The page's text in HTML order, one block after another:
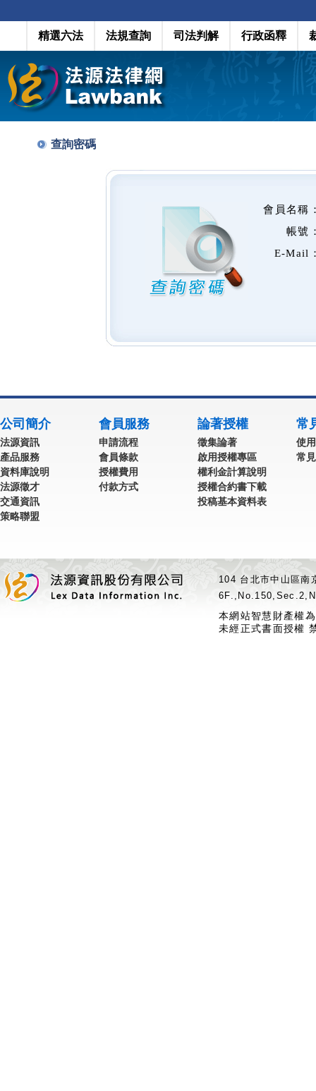
精選六法 法規查詢 司法判解 行政函釋
查詢密碼
會員名稱
帳號
E-Mail
公司簡介
法源資訊
產品服務
資料庫說明
法源徵才
交通資訊
策略聯盟
會員服務
申請流程
會員條款
授權費用
付款方式
論著授權
徵集論著
啟用授權專區
權利金計算說明
授權合約書下載
投稿基本資料表
常
使
常
104 台北市中山區
本網站智慧財產權
未經正式書面授權